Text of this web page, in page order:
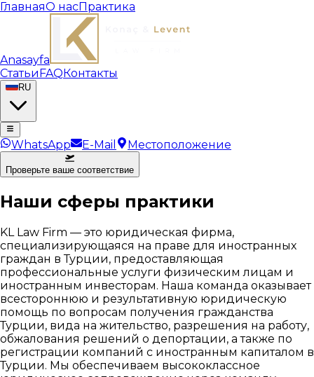
ГлавнаяО насПрактика
Anasayfa
СтатьиFAQКонтакты
RU
WhatsApp E-Mail Местоположение
Проверьте ваше соответствие
Наши сферы практики
KL Law Firm — это юридическая фирма,
специализирующаяся на праве для иностранных
граждан в Турции, предоставляющая
профессиональные услуги физическим лицам и
иностранным инвесторам. Наша команда оказывает
всестороннюю и результативную юридическую
помощь по вопросам получения гражданства
Турции, вида на жительство, разрешения на работу,
обжалования решений о депортации, а также по
регистрации компаний с иностранным капиталом в
Турции. Мы обеспечиваем высококлассное